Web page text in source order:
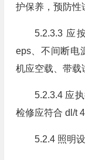
护保养，预防性
5.2.3.3 应
eps、不间断电
机应空载、带载
5.2.3.4 应
检修应符合 dl/t
5.2.4 照明